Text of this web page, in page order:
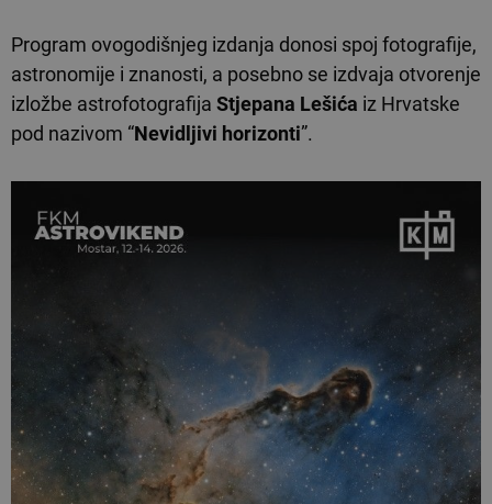
Program ovogodišnjeg izdanja donosi spoj fotografije,
astronomije i znanosti, a posebno se izdvaja otvorenje
izložbe astrofotografija Stjepana Lešića iz Hrvatske
pod nazivom “Nevidljivi horizonti”.